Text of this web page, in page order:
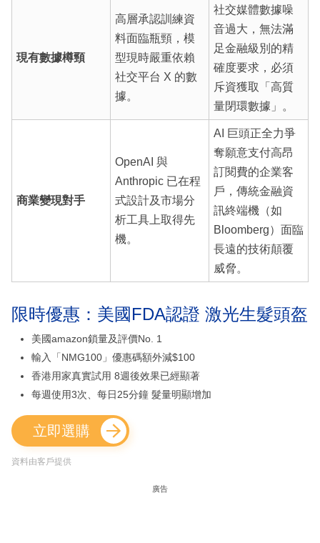
現有數據樽頸
高層承認訓練資
料面臨瓶頸，模
型現時嚴重依賴
社交平台 X 的數
據。
社交媒體數據噪
音過大，無法滿
足金融級別的精
確度要求，必須
斥資獲取「高質
量閉環數據」。
商業變現對手
OpenAI 與
Anthropic 已在程
式設計及市場分
析工具上取得先
機。
AI 巨頭正全力爭
奪願意支付高昂
訂閱費的企業客
戶，傳統金融資
訊終端機（如
Bloomberg）面臨
長遠的技術顛覆
威脅。
限時優惠：美國FDA認證 激光生髮頭盔
美國amazon鎖量及評價No. 1
輸入「NMG100」優惠碼額外減$100
香港用家真實試用 8週後效果已經顯著
每週使用3次、每日25分鐘 髮量明顯增加
立即選購
資料由客戶提供
廣告